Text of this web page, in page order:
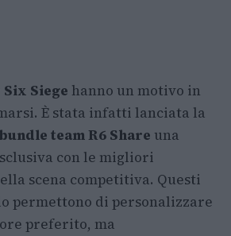
Siege hanno un motivo in
È stata infatti lanciata la
bundle team R6 Share una
con le migliori
scena competitiva. Questi
permettono di personalizzare
preferito, ma